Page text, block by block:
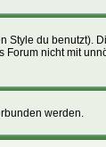
Style du benutzt).
nicht mit
werden.